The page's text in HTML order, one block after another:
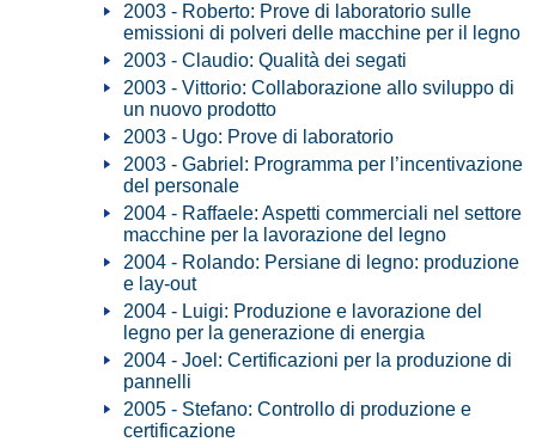
2003 - Roberto: Prove di laboratorio sulle
emissioni di polveri delle macchine per il legno
2003 - Claudio: Qualità dei segati
2003 - Vittorio: Collaborazione allo sviluppo di
un nuovo prodotto
2003 - Ugo: Prove di laboratorio
2003 - Gabriel: Programma per l’incentivazione
del personale
2004 - Raffaele: Aspetti commerciali nel settore
macchine per la lavorazione del legno
2004 - Rolando: Persiane di legno: produzione
e lay-out
2004 - Luigi: Produzione e lavorazione del
legno per la generazione di energia
2004 - Joel: Certificazioni per la produzione di
pannelli
2005 - Stefano: Controllo di produzione e
certificazione